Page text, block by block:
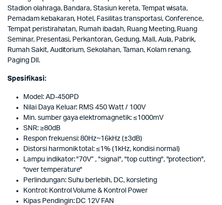
Stadion olahraga, Bandara, Stasiun kereta, Tempat wisata,
Pemadam kebakaran, Hotel, Fasilitas transportasi, Conference,
Tempat peristirahatan, Rumah ibadah, Ruang Meeting, Ruang
Seminar, Presentasi, Perkantoran, Gedung, Mall, Aula, Pabrik,
Rumah Sakit, Auditorium, Sekolahan, Taman, Kolam renang,
Paging Dll.
Spesifikasi:
Model: AD-450PD
Nilai Daya Keluar: RMS 450 Watt / 100V
Min. sumber gaya elektromagnetik: ≤1000mV
SNR: ≥80dB
Respon frekuensi: 80Hz~16kHz (±3dB)
Distorsi harmonik total: ≤1% (1kHz, kondisi normal)
Lampu indikator: "70V” , "signal", "top cutting", "protection",
"over temperature"
Perlindungan: Suhu berlebih, DC, korsleting
Kontrol: Kontrol Volume & Kontrol Power
Kipas Pendingin: DC 12V FAN